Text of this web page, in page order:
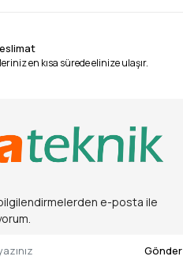
en kısa sürede elinize ulaşır.
e-posta ile
Gönder